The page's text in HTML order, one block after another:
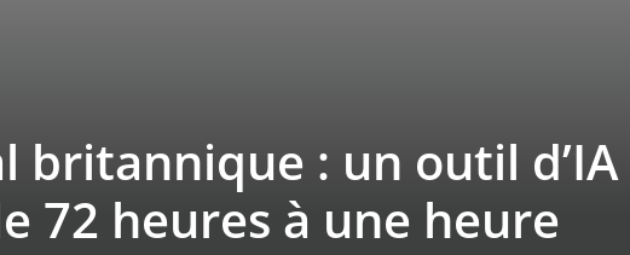
britannique : un outil
72 heures à une heure